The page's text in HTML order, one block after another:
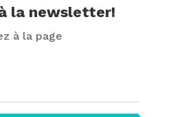
la newsletter!
à la page